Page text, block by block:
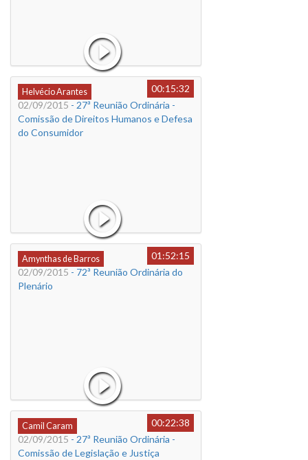
Helvécio Arantes
00:15:32
02/09/2015 - 27ª Reunião Ordinária -
Comissão de Direitos Humanos e Defesa
do Consumidor
Amynthas de Barros
01:52:15
02/09/2015 - 72ª Reunião Ordinária do
Plenário
Camil Caram
00:22:38
02/09/2015 - 27ª Reunião Ordinária -
Comissão de Legislação e Justiça